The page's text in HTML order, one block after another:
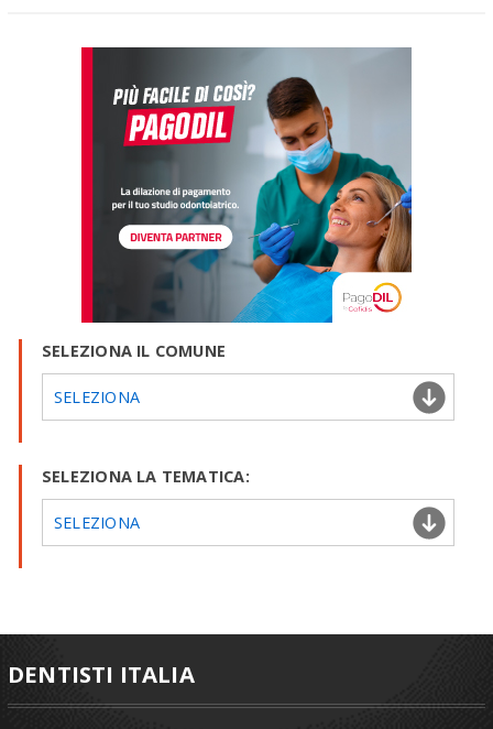
SELEZIONA IL COMUNE
SELEZIONA
SELEZIONA LA TEMATICA:
SELEZIONA
DENTISTI ITALIA